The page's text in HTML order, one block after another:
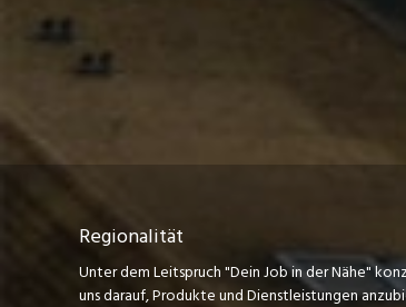
Regionalität
Unter dem Leitspruch "Dein Job in der Nähe"
uns darauf, Produkte und Dienstleistungen